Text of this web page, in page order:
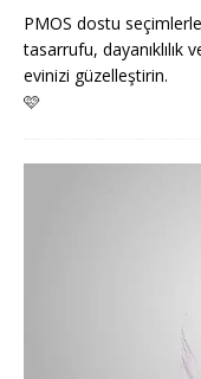
PMOS dostu
tasarrufu, dayanıklılık
evinizi güzelleştirin.
🩷